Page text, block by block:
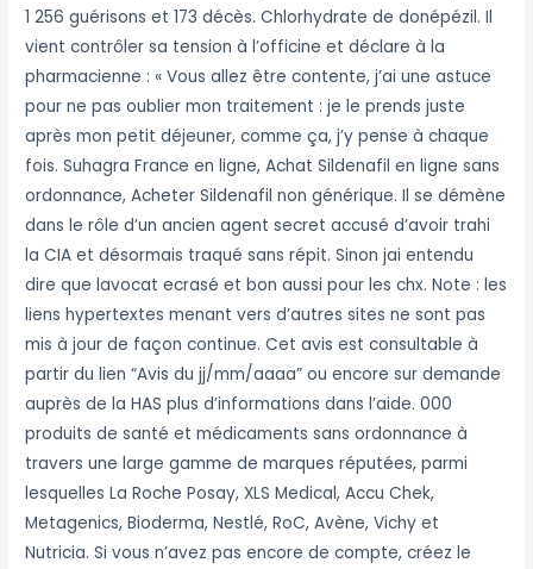
1 256 guérisons et 173 décès. Chlorhydrate de donépézil. Il
vient contrôler sa tension à l’officine et déclare à la
pharmacienne : « Vous allez être contente, j’ai une astuce
pour ne pas oublier mon traitement : je le prends juste
après mon petit déjeuner, comme ça, j’y pense à chaque
fois. Suhagra France en ligne, Achat Sildenafil en ligne sans
ordonnance, Acheter Sildenafil non générique. Il se démène
dans le rôle d’un ancien agent secret accusé d’avoir trahi
la CIA et désormais traqué sans répit. Sinon jai entendu
dire que lavocat ecrasé et bon aussi pour les chx. Note : les
liens hypertextes menant vers d’autres sites ne sont pas
mis à jour de façon continue. Cet avis est consultable à
partir du lien “Avis du jj/mm/aaaa” ou encore sur demande
auprès de la HAS plus d’informations dans l’aide. 000
produits de santé et médicaments sans ordonnance à
travers une large gamme de marques réputées, parmi
lesquelles La Roche Posay, XLS Medical, Accu Chek,
Metagenics, Bioderma, Nestlé, RoC, Avène, Vichy et
Nutricia. Si vous n’avez pas encore de compte, créez le